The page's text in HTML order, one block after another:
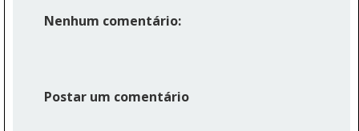
Nenhum comentário:
Postar um comentário